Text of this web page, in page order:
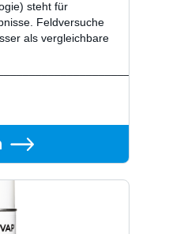
steht für
Feldversuche
als vergleichbare